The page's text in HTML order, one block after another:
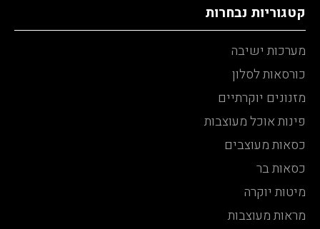
קטגוריות נבחרות
מערכות ישיבה
כורסאות לסלון
מזנונים יוקרתיים
פינות אוכל מעוצבות
כסאות מעוצבים
כסאות בר
מיטות יוקרה
מראות מעוצבות